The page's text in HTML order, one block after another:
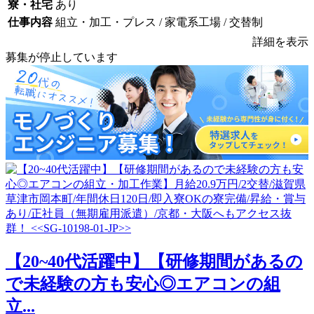
寮・社宅 あり
仕事内容 組立・加工・プレス / 家電系工場 / 交替制
詳細を表示
募集が停止しています
【20~40代活躍中】【研修期間があるの
で未経験の方も安心◎エアコンの組
立...